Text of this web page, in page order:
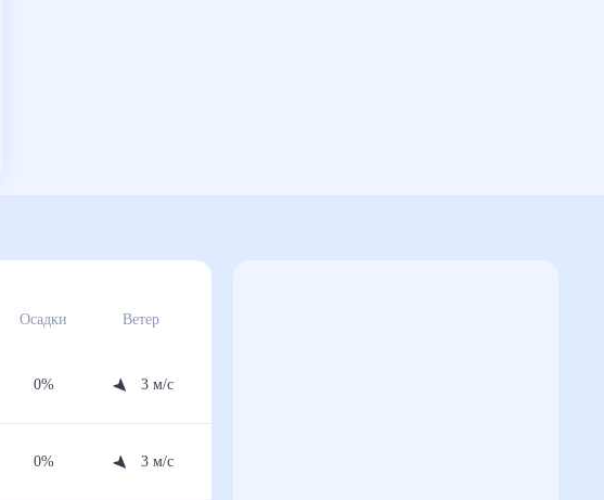
Осадки Ветер
0% 3м/с
0% 3м/с